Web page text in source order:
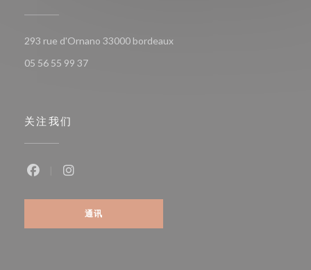
293 rue d'Ornano 33000 bordeaux((在新窗口中打开))
05 56 55 99 37
关注我们
通讯